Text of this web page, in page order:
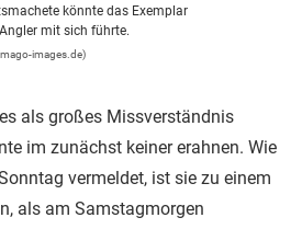
könnte das Exemplar
mit sich führte.
images.de)
als großes Missverständnis
im zunächst keiner erahnen. Wie
vermeldet, ist sie zu einem
als am Samstagmorgen